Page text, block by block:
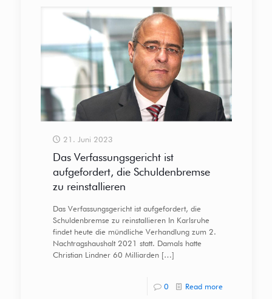
21. Juni 2023
Das Verfassungsgericht ist
aufgefordert, die Schuldenbremse
zu reinstallieren
Das Verfassungsgericht ist aufgefordert, die
Schuldenbremse zu reinstallieren In Karlsruhe
findet heute die mündliche Verhandlung zum 2.
Nachtragshaushalt 2021 statt. Damals hatte
Christian Lindner 60 Milliarden[…]
0 Read more